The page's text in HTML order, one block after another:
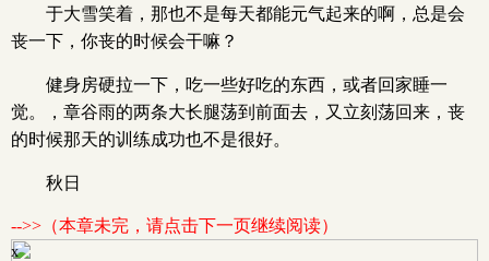
于大雪笑着，那也不是每天都能元气起来的啊，总是会
丧一下，你丧的时候会干嘛？
健身房硬拉一下，吃一些好吃的东西，或者回家睡一
觉。，章谷雨的两条大长腿荡到前面去，又立刻荡回来，丧
的时候那天的训练成功也不是很好。
秋日
-->>（本章未完，请点击下一页继续阅读）
x